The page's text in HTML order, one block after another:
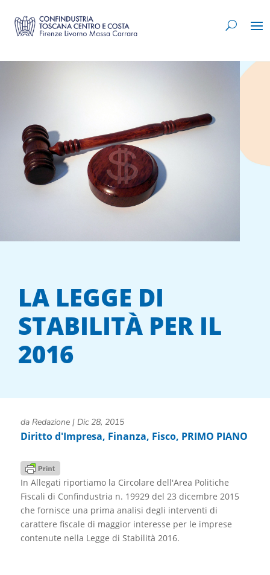
LA LEGGE DI
STABILITÀ PER IL
2016
da Redazione| Dic 28, 2015
Diritto d'Impresa, Finanza, Fisco, PRIMO PIANO
In Allegati riportiamo la Circolare dell'Area Politiche
Fiscali di Confindustria n. 19929 del 23 dicembre 2015
che fornisce una prima analisi degli interventi di
carattere fiscale di maggior interesse per le imprese
contenute nella Legge di Stabilità 2016.